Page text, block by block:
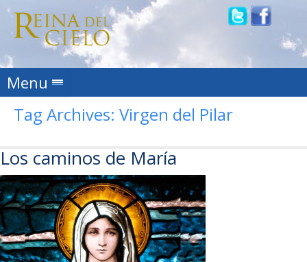
Menu Skip to content
Tag Archives: Virgen del Pilar
Los caminos de María